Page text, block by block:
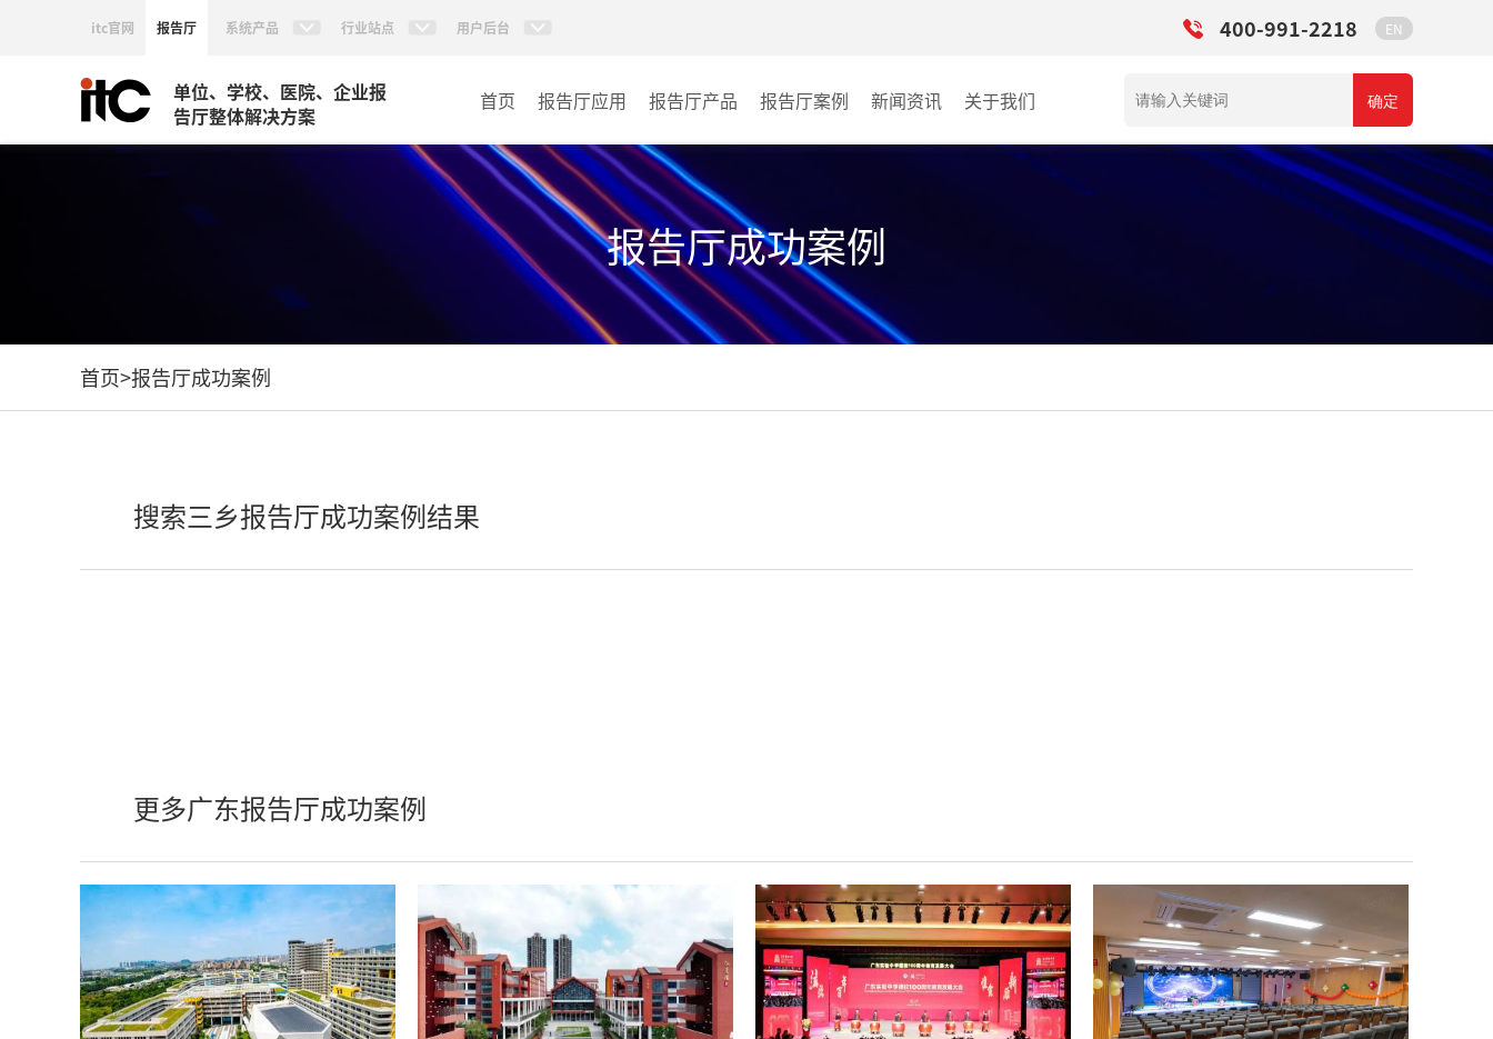
itc官网 报告厅 系统产品 行业站点 用户后台 400-991-2218 EN
单位、学校、医院、企业报
告厅整体解决方案
首页 报告厅应用 报告厅产品
AI智慧视频会议系统
AI智慧会议平板
视频会议配件
AI智慧会议平板itchub
数字化会议设备
同声传译系列
AI智慧无纸化会议系统
AI智慧演易通软件
报告厅案例
文体场馆
教育
医疗
新闻资讯 关于我们 确定
报告厅成功案例
首页>报告厅成功案例
搜索三乡报告厅成功案例结果
更多广东报告厅成功案例